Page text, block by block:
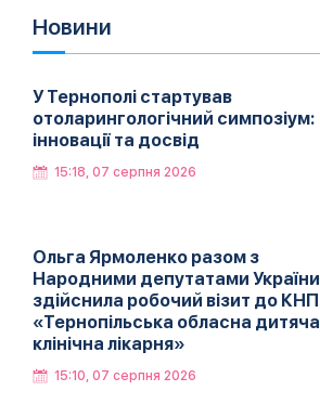
Новини
У Тернополі стартував
отоларингологічний симпозіум:
інновації та досвід
15:18, 07 серпня 2026
Ольга Ярмоленко разом з
Народними депутатами України
здійснила робочий візит до КНП
«Тернопільська обласна дитяча
клінічна лікарня»
15:10, 07 серпня 2026